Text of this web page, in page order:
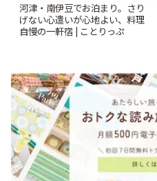
河津・南伊豆でお泊まり。さり
げない心遣いが心地よい、料理
自慢の一軒宿 | ことりっぷ